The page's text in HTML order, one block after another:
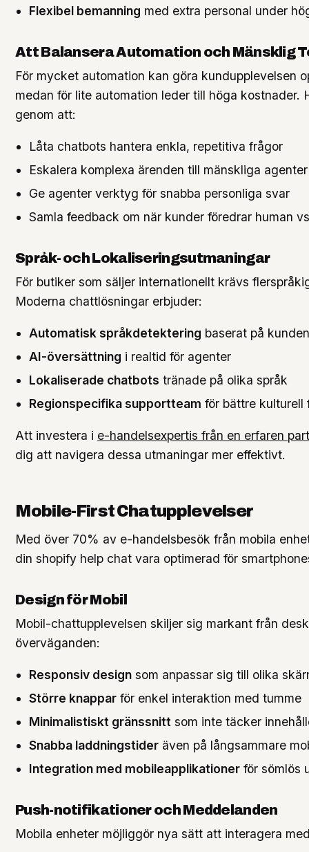
Flexibel bemanning med extra personal under
Att Balansera Automation och Mänsklig
För mycket automation kan göra kundupplevelsen
medan för lite automation leder till höga kostnader.
genom att:
Låta chatbots hantera enkla, repetitiva frågor
Eskalera komplexa ärenden till mänskliga agenter
Ge agenter verktyg för snabba personliga svar
Samla feedback om när kunder föredrar human
Språk- och Lokaliseringsutmaningar
För butiker som säljer internationellt krävs
Moderna chattlösningar erbjuder:
Automatisk språkdetektering baserat på
AI-översättning i realtid för agenter
Lokaliserade chatbots tränade på olika språk
Regionspecifika supportteam för bättre kulturell
Att investera i e-handelsexpertis från en erfaren
dig att navigera dessa utmaningar mer effektivt.
Mobile-First Chatupplevelser
Med över 70% av e-handelsbesök från mobila
din shopify help chat vara optimerad för
Design för Mobil
Mobil-chattupplevelsen skiljer sig markant från
överväganden:
Responsiv design som anpassar sig till olika
Större knappar för enkel interaktion med tumme
Minimalistiskt gränssnitt som inte täcker
Snabba laddningstider även på långsammare
Integration med mobileapplikationer för sömlös
Push-notifikationer och Meddelanden
Mobila enheter möjliggör nya sätt att interagera